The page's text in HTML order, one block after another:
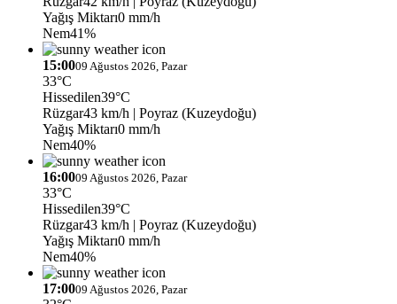
Yağış Miktarı0 mm/h
Nem41%
15:0009 Ağustos 2026, Pazar
33°C
Hissedilen39°C
Rüzgar43 km/h | Poyraz (Kuzeydoğu)
Yağış Miktarı0 mm/h
Nem40%
16:0009 Ağustos 2026, Pazar
33°C
Hissedilen39°C
Rüzgar43 km/h | Poyraz (Kuzeydoğu)
Yağış Miktarı0 mm/h
Nem40%
17:0009 Ağustos 2026, Pazar